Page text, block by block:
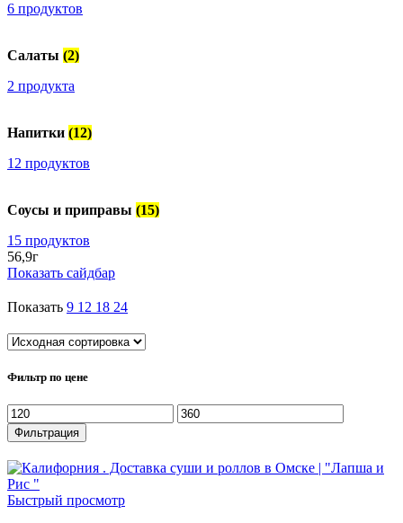
6 продуктов
Салаты (2)
2 продукта
Напитки (12)
12 продуктов
Соусы и приправы (15)
15 продуктов
56,9г
Показать сайдбар
Показать 9 12 18 24
Фильтр по цене
Минимальная
цена
Максимальная
цена
Фильтрация
Быстрый просмотр